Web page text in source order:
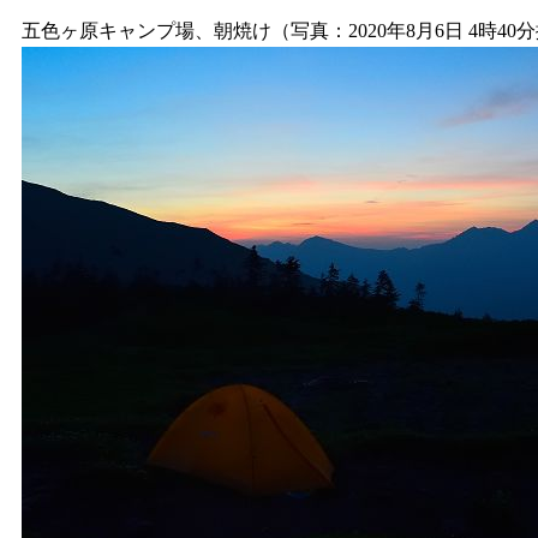
五色ヶ原キャンプ場、朝焼け（写真：2020年8月6日 4時40